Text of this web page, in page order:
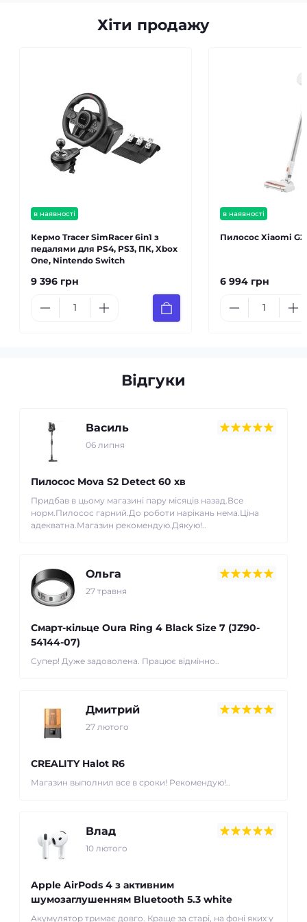
Хіти продажу
в наявності
Кермо Tracer SimRacer 6in1 з
педалями для PS4, PS3, ПК, Xbox
One, Nintendo Switch
9 396 грн
в наявності
Пилосос Xiaomi
6 994 грн
Відгуки
Василь
06 липня
Пилосос Mova S2 Detect 60 хв
Придбав в цьому магазині пару місяців назад.Все
норм.Пилосос гарний.До роботи нарікань нема.Ціна
адекватна.Магазин рекомендую.Дякую!..
Ольга
27 травня
Смарт-кільце Oura Ring 4 Black Size 7 (JZ90-
54144-07)
Супер! Дуже задоволена. Працює відмінно..
Дмитрий
27 лютого
CREALITY Halot R6
Магазин выполнил все в сроки! Рекомендую!..
Влад
10 лютого
Apple AirPods 4 з активним
шумозаглушенням Bluetooth 5.3 white
Акумулятор тримає довго. Краще за старі, на фоні яких у